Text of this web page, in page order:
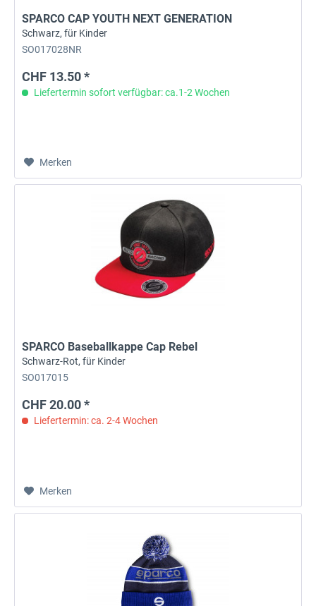
SPARCO CAP YOUTH NEXT GENERATION
Schwarz, für Kinder
SO017028NR
CHF 13.50 *
Liefertermin sofort verfügbar: ca.1-2 Wochen
Merken
SPARCO Baseballkappe Cap Rebel
Schwarz-Rot, für Kinder
SO017015
CHF 20.00 *
Liefertermin: ca. 2-4 Wochen
Merken